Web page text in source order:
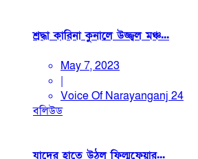
শ্রদ্ধা কারিনা কুনালে উজ্জ্বল মঞ্চ...
May 7, 2023
|
Voice Of Narayanganj 24
বলিউড
যাদের হাতে উঠল ফিল্মফেয়ার...